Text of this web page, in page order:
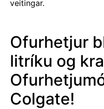
veitingar.
Ofurhetjur
litríku og
Colgate!